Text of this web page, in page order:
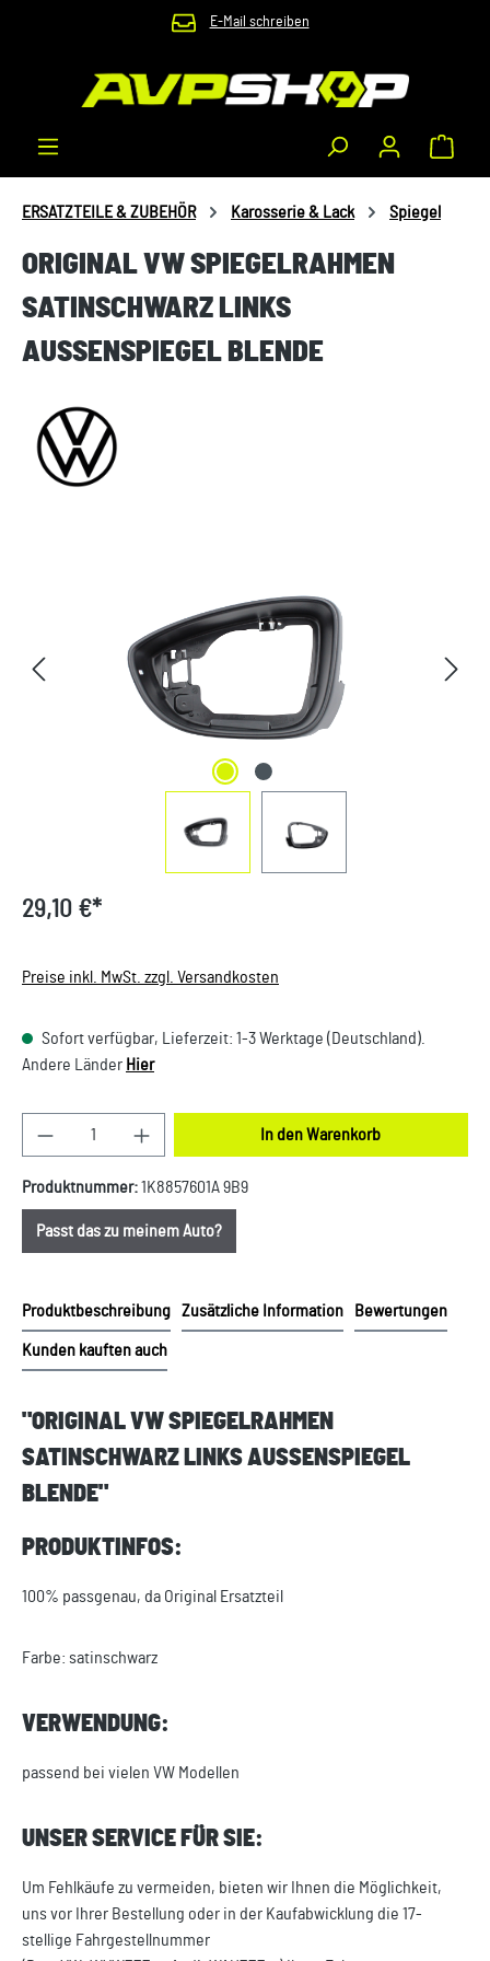
Zum Hauptinhalt springen E-Mail schreiben
ERSATZTEILE & ZUBEHÖR Karosserie & Lack Spiegel
ORIGINAL VW SPIEGELRAHMEN
SATINSCHWARZ LINKS
AUSSENSPIEGEL BLENDE
29,10 €*
Preise inkl. MwSt. zzgl. Versandkosten
Sofort verfügbar, Lieferzeit: 1-3 Werktage (Deutschland).
Andere Länder Hier
Produkt Anzahl: Gib den gewünschten Wert ein
In den Warenkorb
Produktnummer:1K8857601A 9B9
Passt das zu meinem Auto?
Produktbeschreibung Zusätzliche Information Bewertungen
Kunden kauften auch
"ORIGINAL VW SPIEGELRAHMEN
SATINSCHWARZ LINKS AUSSENSPIEGEL B
LENDE"
PRODUKTINFOS:
100% passgenau, da Original Ersatzteil
Farbe: satinschwarz
VERWENDUNG:
passend bei vielen VW Modellen
UNSER SERVICE FÜR SIE:
Um Fehlkäufe zu vermeiden, bieten wir Ihnen die Möglichkeit,
uns vor Ihrer Bestellung oder in der Kaufabwicklung die 17-
stellige Fahrgestellnummer